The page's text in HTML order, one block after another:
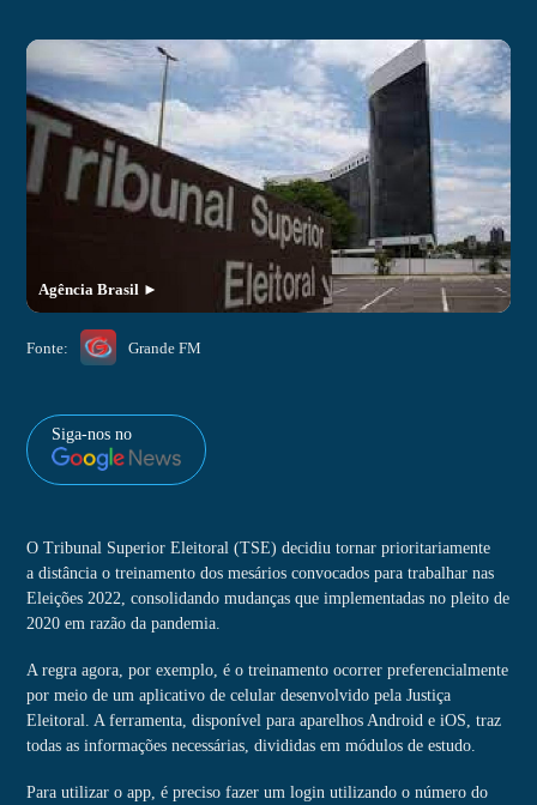
Agência Brasil►
Fonte: Grande FM
Siga-nos no
O Tribunal Superior Eleitoral (TSE) decidiu tornar prioritariamente
a distância o treinamento dos mesários convocados para trabalhar nas
Eleições 2022, consolidando mudanças que implementadas no pleito de
2020 em razão da pandemia.
A regra agora, por exemplo, é o treinamento ocorrer preferencialmente
por meio de um aplicativo de celular desenvolvido pela Justiça
Eleitoral. A ferramenta, disponível para aparelhos Android e iOS, traz
todas as informações necessárias, divididas em módulos de estudo.
Para utilizar o app, é preciso fazer um login utilizando o número do